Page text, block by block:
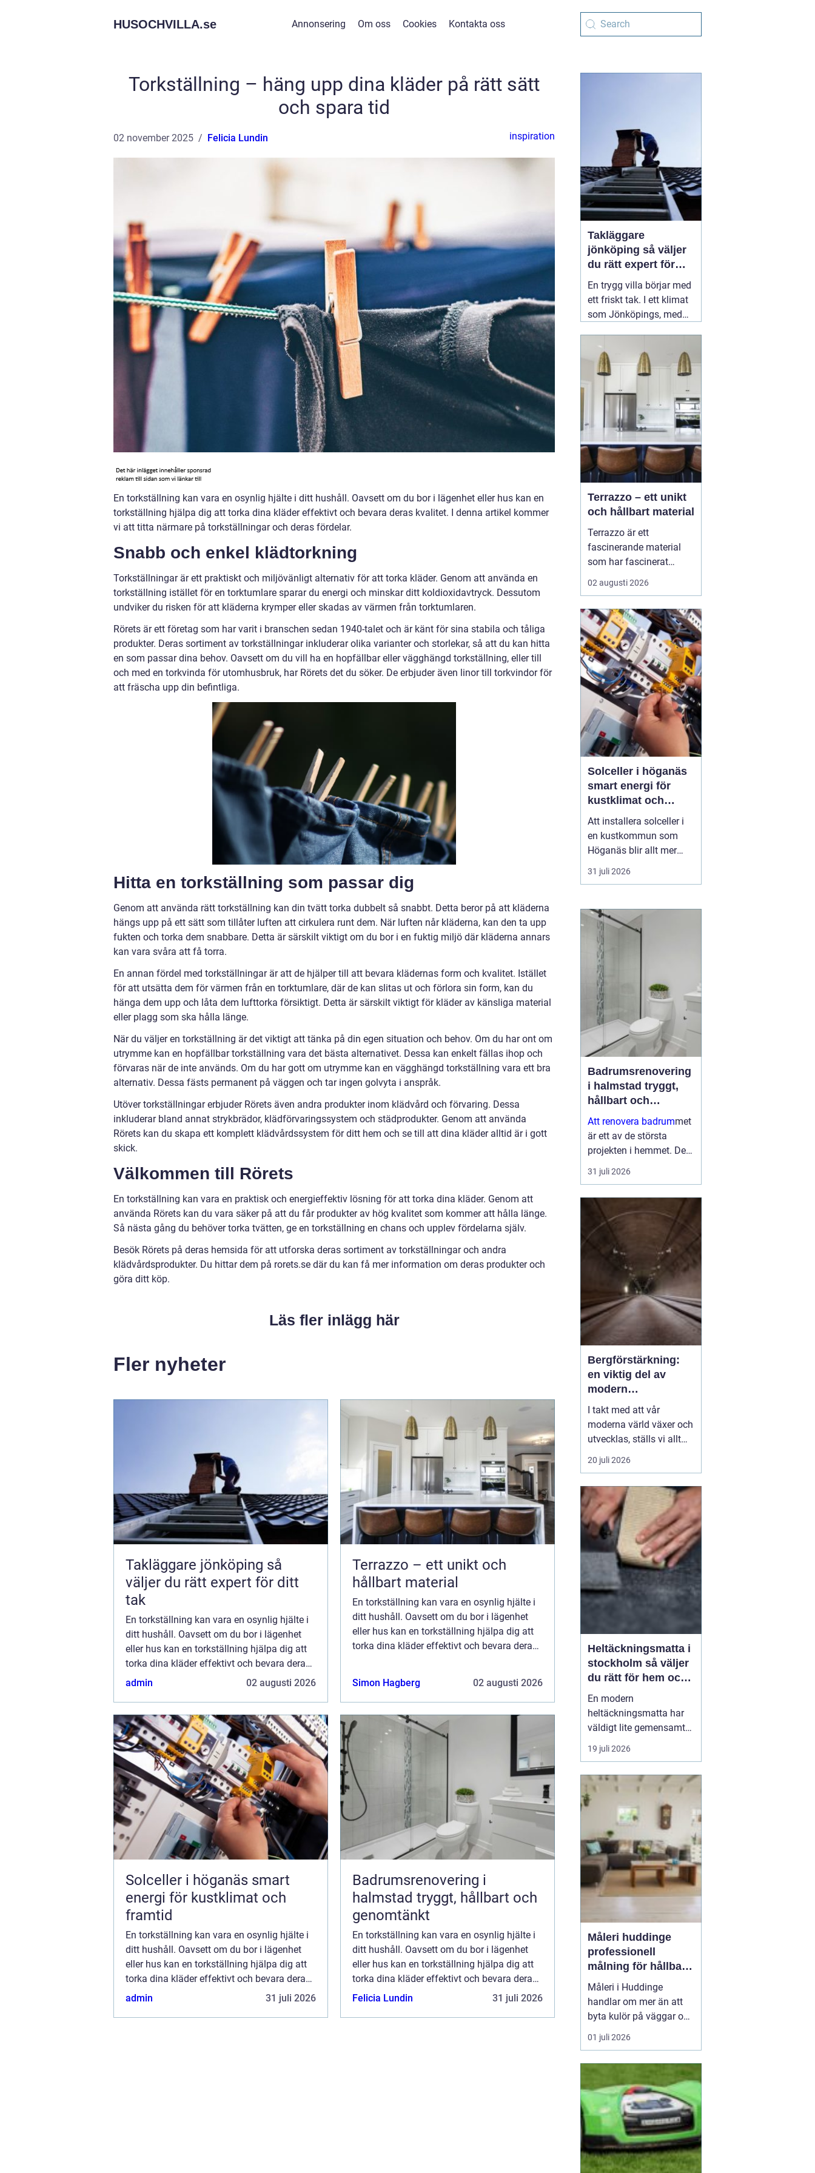
HUSOCHVILLA.se Annonsering Om oss Cookies Kontakta oss
Torkställning – häng upp dina kläder på rätt sätt
och spara tid
02 november 2025 Felicia Lundin inspiration
En torkställning kan vara en osynlig hjälte i ditt hushåll. Oavsett om du bor i lägenhet eller hus kan en
torkställning hjälpa dig att torka dina kläder effektivt och bevara deras kvalitet. I denna artikel kommer
vi att titta närmare på torkställningar och deras fördelar.
Snabb och enkel klädtorkning
Torkställningar är ett praktiskt och miljövänligt alternativ för att torka kläder. Genom att använda en
torkställning istället för en torktumlare sparar du energi och minskar ditt koldioxidavtryck. Dessutom
undviker du risken för att kläderna krymper eller skadas av värmen från torktumlaren.
Rörets är ett företag som har varit i branschen sedan 1940-talet och är känt för sina stabila och tåliga
produkter. Deras sortiment av torkställningar inkluderar olika varianter och storlekar, så att du kan hitta
en som passar dina behov. Oavsett om du vill ha en hopfällbar eller vägghängd torkställning, eller till
och med en torkvinda för utomhusbruk, har Rörets det du söker. De erbjuder även linor till torkvindor för
att fräscha upp din befintliga.
Hitta en torkställning som passar dig
Genom att använda rätt torkställning kan din tvätt torka dubbelt så snabbt. Detta beror på att kläderna
hängs upp på ett sätt som tillåter luften att cirkulera runt dem. När luften når kläderna, kan den ta upp
fukten och torka dem snabbare. Detta är särskilt viktigt om du bor i en fuktig miljö där kläderna annars
kan vara svåra att få torra.
En annan fördel med torkställningar är att de hjälper till att bevara klädernas form och kvalitet. Istället
för att utsätta dem för värmen från en torktumlare, där de kan slitas ut och förlora sin form, kan du
hänga dem upp och låta dem lufttorka försiktigt. Detta är särskilt viktigt för kläder av känsliga material
eller plagg som ska hålla länge.
När du väljer en torkställning är det viktigt att tänka på din egen situation och behov. Om du har ont om
utrymme kan en hopfällbar torkställning vara det bästa alternativet. Dessa kan enkelt fällas ihop och
förvaras när de inte används. Om du har gott om utrymme kan en vägghängd torkställning vara ett bra
alternativ. Dessa fästs permanent på väggen och tar ingen golvyta i anspråk.
Utöver torkställningar erbjuder Rörets även andra produkter inom klädvård och förvaring. Dessa
inkluderar bland annat strykbrädor, klädförvaringssystem och städprodukter. Genom att använda
Rörets kan du skapa ett komplett klädvårdssystem för ditt hem och se till att dina kläder alltid är i gott
skick.
Välkommen till Rörets
En torkställning kan vara en praktisk och energieffektiv lösning för att torka dina kläder. Genom att
använda Rörets kan du vara säker på att du får produkter av hög kvalitet som kommer att hålla länge.
Så nästa gång du behöver torka tvätten, ge en torkställning en chans och upplev fördelarna själv.
Besök Rörets på deras hemsida för att utforska deras sortiment av torkställningar och andra
klädvårdsprodukter. Du hittar dem på rorets.se där du kan få mer information om deras produkter och
göra ditt köp.
Läs fler inlägg här
Fler nyheter
Takläggare jönköping så
väljer du rätt expert för ditt
tak
En torkställning kan vara en osynlig hjälte i
ditt hushåll. Oavsett om du bor i lägenhet
eller hus kan en torkställning hjälpa dig att
torka dina kläder effektivt och bevara deras
kvalitet. I denna artikel kommer v...
admin 02 augusti 2026
Terrazzo – ett unikt och
hållbart material
En torkställning kan vara en osynlig hjälte i
ditt hushåll. Oavsett om du bor i lägenhet
eller hus kan en torkställning hjälpa dig att
torka dina kläder effektivt och bevara deras
Simon Hagberg
02 augusti 2026
Solceller i höganäs smart
energi för kustklimat och
framtid
En torkställning kan vara en osynlig hjälte i
ditt hushåll. Oavsett om du bor i lägenhet
eller hus kan en torkställning hjälpa dig att
torka dina kläder effektivt och bevara deras
kvalitet. I denna artikel kommer v...
admin 31 juli 2026
Badrumsrenovering i
halmstad tryggt, hållbart och
genomtänkt
En torkställning kan vara en osynlig hjälte i
ditt hushåll. Oavsett om du bor i lägenhet
eller hus kan en torkställning hjälpa dig att
torka dina kläder effektivt och bevara deras
kvalitet. I denna artikel kommer v...
Felicia Lundin 31 juli 2026
Takläggare
jönköping så väljer
du rätt expert för
ditt tak
En trygg villa börjar med
ett friskt tak. I ett klimat
som Jönköpings, med
höstar och varma
somrar, utsätts taket för
stora påfrestningar året
runt. Därför spelar valet
02 augusti 2026
Terrazzo – ett unikt
och hållbart material
Terrazzo är ett
fascinerande material
som har fascinerat
människor i
århundraden med sin
hållbarhet. Genom att
blanda marmor, granit,
glas och andra material
med cement skapas
terrazzo, som sedan
poleras f...
02 augusti 2026
Solceller i höganäs
smart energi för
kustklimat och
framtid
Att installera solceller i
en kustkommun som
Höganäs blir allt mer
attraktivt, både för
villaägare,
och företag.
Kombinationen av bra
solförutsättningar,
stigande energipriser
och olika stödformer gör
att fler börjar räkna på
e...
31 juli 2026
Badrumsrenovering
i halmstad tryggt,
hållbart och
genomtänkt
Att renovera badrummet
är ett av de största
projekten i hemmet. Det
påverkar både vardagen,
bostadens värde och
installationerna. När en
bostadsägare planerar
en bad...
31 juli 2026
Bergförstärkning:
en viktig del av
modern
infrastruktur
I takt med att vår
moderna värld växer och
utvecklas, ställs vi allt
oftare inför utmaningar
när vi bygger i bergiga
kritisk betydelse inom
byggnation i sådana
landskap är be...
20 juli 2026
Heltäckningsmatta i
stockholm så väljer
du rätt för hem och
kontor
En modern
heltäckningsmatta har
väldigt lite gemensamt
med de plastiga,
svårstädade varianterna
och 80-talet. I dag
handlar textilgolv om
design, komfort och
smarta material som
både är slitstarka och
lättskötta. För den som
leta...
19 juli 2026
Måleri huddinge
professionell
målning för hållbara
resultat
Måleri i Huddinge
handlar om mer än att
byta kulör på väggar och
fasader. Ett genomtänkt
måleriarbete skyddar
slitage, skapar trivsel
inomhus och kan
samtidigt höja värdet på
bostaden. För den som
planerar en renovering,
ommålning...
01 juli 2026